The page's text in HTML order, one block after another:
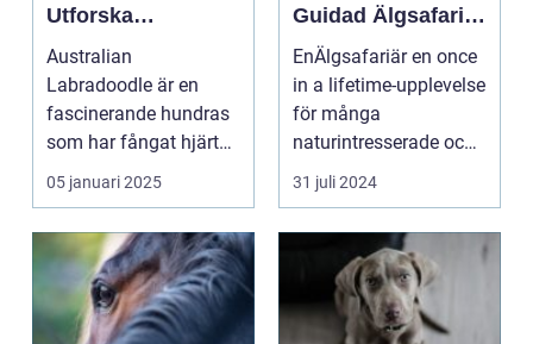
Utforska
Australian
Labradoodlens
Charm och
Mångfald
Australian
Labradoodle är en
fascinerande hundras
som har fångat hjärtan
över h...
05 januari 2025
Guidad Älgsafari i
Sverige
EnÄlgsafariär en once
in a lifetime-upplevelse
för många
naturintresserade och
...
31 juli 2024